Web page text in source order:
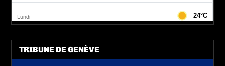
TRIBUNE DE GENÈVE